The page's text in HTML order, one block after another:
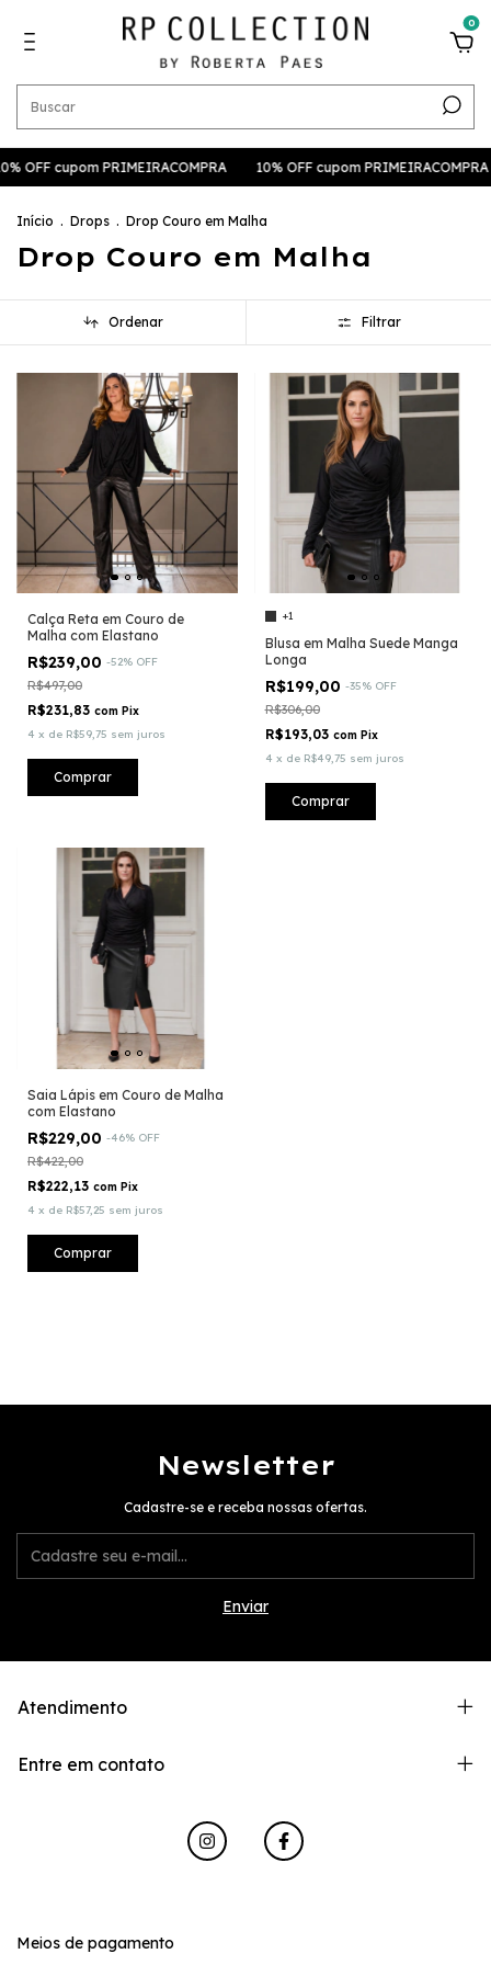
0
OFF cupom PRIMEIRACOMPRA 10% OFF cupom PRIMEIRACOMPRA
Início . Drops . Drop Couro em Malha
Drop Couro em Malha
Ordenar Filtrar
Calça Reta em Couro de
Malha com Elastano
R$239,00 -52% OFF
R$497,00
R$231,83 com Pix
4 x de R$59,75 sem juros
Comprar
+1
Blusa em Malha Suede Manga
Longa
R$199,00 -35% OFF
R$306,00
R$193,03 com Pix
4 x de R$49,75 sem juros
Comprar
Saia Lápis em Couro de Malha
com Elastano
R$229,00 -46% OFF
R$422,00
R$222,13 com Pix
4 x de R$57,25 sem juros
Comprar
Newsletter
Cadastre-se e receba nossas ofertas.
Atendimento
Entre em contato
Meios de pagamento